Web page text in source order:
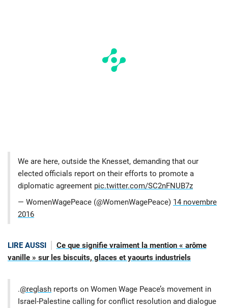
We are here, outside the Knesset, demanding that our
elected officials report on their efforts to promote a
diplomatic agreement pic.twitter.com/SC2nFNUB7z
— WomenWagePeace (@WomenWagePeace) 14 novembre
2016
LIRE AUSSI
Ce que signifie vraiment la mention « arôme
vanille » sur les biscuits, glaces et yaourts industriels
.@reglash reports on Women Wage Peace’s movement in
Israel-Palestine calling for conflict resolution and dialogue